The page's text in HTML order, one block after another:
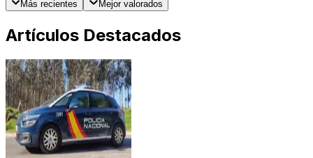
Más recientes
Mejor valorados
Artículos Destacados